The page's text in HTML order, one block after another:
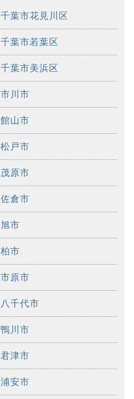
千葉市花見川区
千葉市若葉区
千葉市美浜区
市川市
館山市
松戸市
茂原市
佐倉市
旭市
柏市
市原市
八千代市
鴨川市
君津市
浦安市